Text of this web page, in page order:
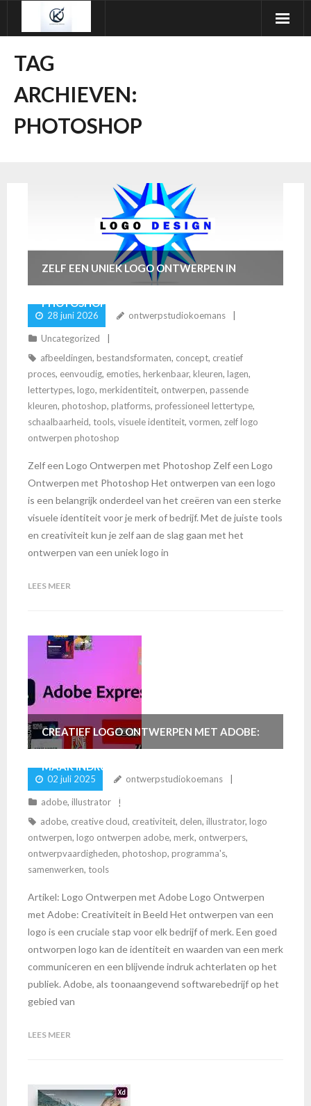
inhoudTAG
ARCHIEVEN:
PHOTOSHOP
ZELF EEN UNIEK LOGO ONTWERPEN IN
PHOTOSHOP
28 juni 2026 ontwerpstudiokoemans
Uncategorized
afbeeldingen, bestandsformaten, concept, creatief
proces, eenvoudig, emoties, herkenbaar, kleuren, lagen,
lettertypes, logo, merkidentiteit, ontwerpen, passende
kleuren, photoshop, platforms, professioneel lettertype,
schaalbaarheid, tools, visuele identiteit, vormen, zelf logo
ontwerpen photoshop
Zelf een Logo Ontwerpen met Photoshop Zelf een Logo
Ontwerpen met Photoshop Het ontwerpen van een logo
is een belangrijk onderdeel van het creëren van een sterke
visuele identiteit voor je merk of bedrijf. Met de juiste tools
en creativiteit kun je zelf aan de slag gaan met het
ontwerpen van een uniek logo in
LEES MEER
CREATIEF LOGO ONTWERPEN MET ADOBE:
MAAK INDRUK MET PROFESSIONELE
GRAFISCHE TOOLS
02 juli 2025 ontwerpstudiokoemans
adobe, illustrator
adobe, creative cloud, creativiteit, delen, illustrator, logo
ontwerpen, logo ontwerpen adobe, merk, ontwerpers,
ontwerpvaardigheden, photoshop, programma's,
samenwerken, tools
Artikel: Logo Ontwerpen met Adobe Logo Ontwerpen
met Adobe: Creativiteit in Beeld Het ontwerpen van een
logo is een cruciale stap voor elk bedrijf of merk. Een goed
ontworpen logo kan de identiteit en waarden van een merk
communiceren en een blijvende indruk achterlaten op het
publiek. Adobe, als toonaangevend softwarebedrijf op het
gebied van
LEES MEER